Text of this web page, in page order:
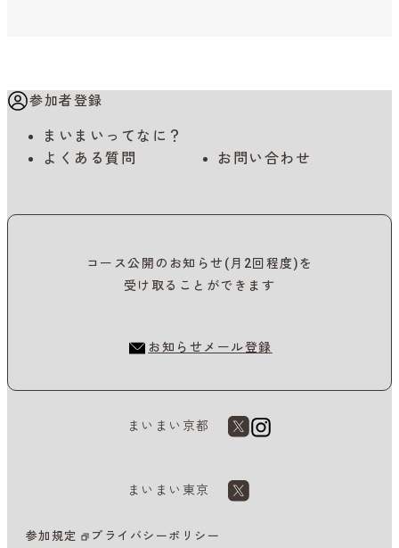
参加者登録
まいまいってなに？
よくある質問
お問い合わせ
コース公開のお知らせ(月2回程度)を
受け取ることができます
お知らせメール登録
まいまい京都
まいまい東京
参加規定 プライバシーポリシー